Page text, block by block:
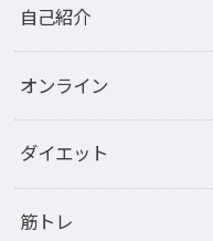
自己紹介
オンライン
ダイエット
筋トレ